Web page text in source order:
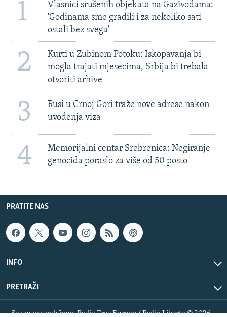
1
Vlasnici srušenih objekata na Gazivodama:
'Godinama smo gradili i za nekoliko sati
ostali bez svega'
2
Kurti u Zubinom Potoku: Iskopavanja bi
mogla trajati mjesecima, Srbija bi trebala
otvoriti arhive
3
Rusi u Crnoj Gori traže nove adrese nakon
uvođenja viza
4
Memorijalni centar Srebrenica: Negiranje
genocida poraslo za više od 50 posto
PRATITE NAS
INFO
PRETRAŽI
Sva prava zadržana. Radio Free Europe / Radio Liberty © 2026